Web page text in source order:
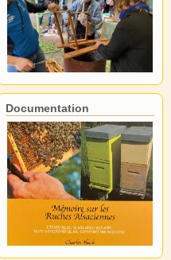
Documentation